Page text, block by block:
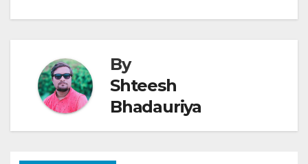
By
Shteesh
Bhadauriya